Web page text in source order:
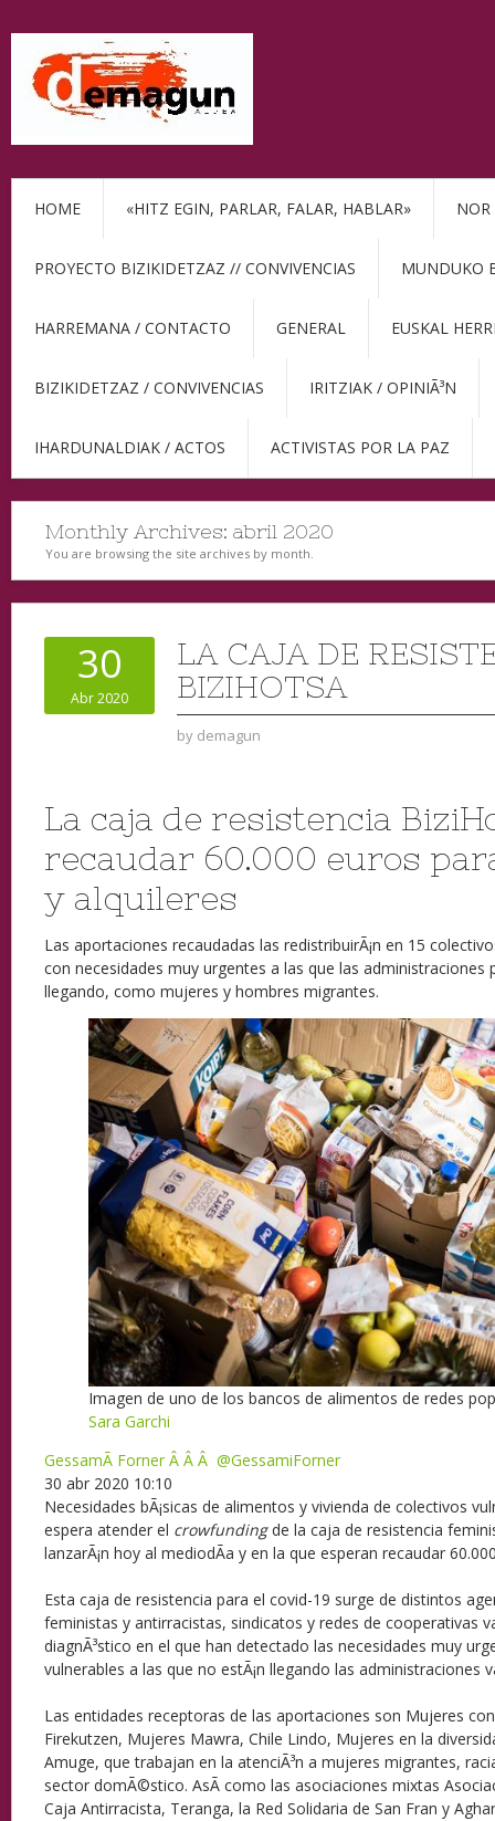
HOME «HITZ EGIN, PARLAR, FALAR, HABLAR» NOR
PROYECTO BIZIKIDETZAZ // CONVIVENCIAS MUNDUKO
HARREMANA / CONTACTO GENERAL EUSKAL
BIZIKIDETZAZ / CONVIVENCIAS IRITZIAK / OPINIÃ³N
IHARDUNALDIAK / ACTOS ACTIVISTAS POR LA PAZ
Monthly Archives: abril 2020
You are browsing the site archives by month.
30
Abr 2020
LA CAJA DE
BIZIHOTSA
by demagun
La caja de resistencia
recaudar 60.000 euros
y alquileres
Las aportaciones recaudadas las redistribuirÃ¡n en 15
con necesidades muy urgentes a las que las administraciones
llegando, como mujeres y hombres migrantes.
Imagen de uno de los bancos de alimentos de redes
Sara Garchi
GessamÃ­ Forner Â Â Â @GessamiForner
30 abr 2020 10:10
Necesidades bÃ¡sicas de alimentos y vivienda de colectivos
espera atender el crowfundingde la caja de resistencia
lanzarÃ¡n hoy al mediodÃ­a y en la que esperan recaudar
Esta caja de resistencia para el covid-19 surge de distintos
feministas y antirracistas, sindicatos y redes de cooperativas
diagnÃ³stico en el que han detectado las necesidades muy
vulnerables a las que no estÃ¡n llegando las administraciones
Las entidades receptoras de las aportaciones son Mujeres
Firekutzen, Mujeres Mawra, Chile Lindo, Mujeres en la
Amuge, que trabajan en la atenciÃ³n a mujeres migrantes,
sector domÃ©stico. AsÃ­ como las asociaciones mixtas
Caja Antirracista, Teranga, la Red Solidaria de San Fran y